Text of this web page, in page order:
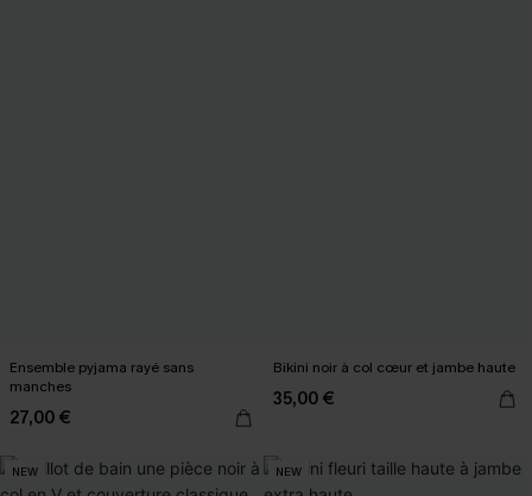
Ensemble pyjama rayé sans
manches
27,00 €
Bikini noir à col cœur et jambe haute
35,00 €
NEW NEW